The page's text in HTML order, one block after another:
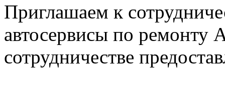
Приглашаем к
автосервисы по
сотрудничестве